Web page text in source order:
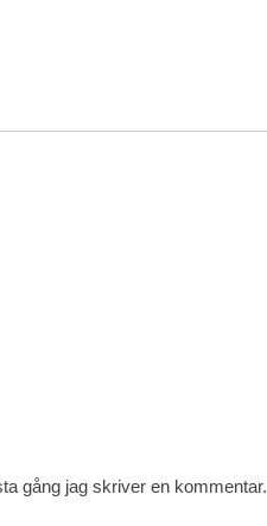
gång jag skriver en kommentar.